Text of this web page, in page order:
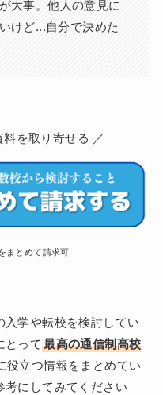
大事。他人の意見に
けど...自分で決めた
を取り寄せる ／
まとめて請求可
学や転校を検討してい
とって最高の通信制高校
役立つ情報をまとめてい
考にしてみてください